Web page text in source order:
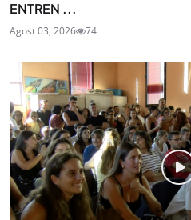
ENTREN ...
Agost 03, 2026 74